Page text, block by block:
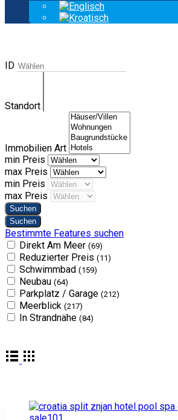
ID
Standort
Immobilien Art
min Preis
max Preis
min Preis
max Preis
Bestimmte Features suchen
Direkt Am Meer (69)
Reduzierter Preis (11)
Schwimmbad (159)
Neubau (64)
Parkplatz / Garage (212)
Meerblick (217)
In Strandnähe (84)